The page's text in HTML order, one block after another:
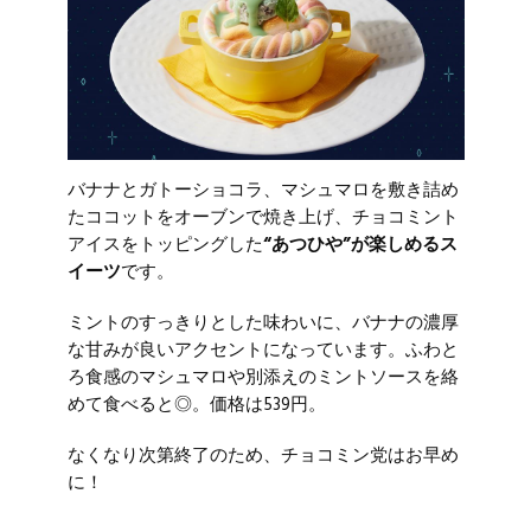
バナナとガトーショコラ、マシュマロを敷き詰め
たココットをオーブンで焼き上げ、チョコミント
アイスをトッピングした“あつひや”が楽しめるス
イーツです。
ミントのすっきりとした味わいに、バナナの濃厚
な甘みが良いアクセントになっています。ふわと
ろ食感のマシュマロや別添えのミントソースを絡
めて食べると◎。価格は539円。
なくなり次第終了のため、チョコミン党はお早め
に！